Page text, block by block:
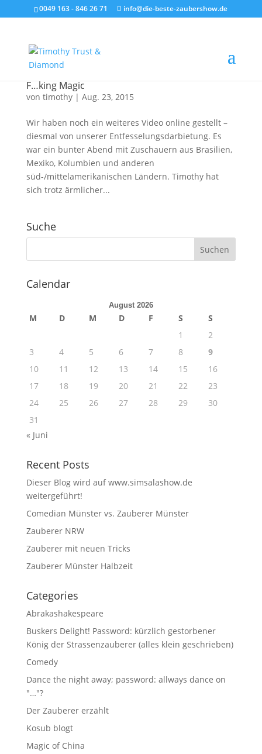
0049 163 - 846 26 71 info@die-beste-zaubershow.de
F…king Magic
von timothy| Aug. 23, 2015
Wir haben noch ein weiteres Video online gestellt –
diesmal von unserer Entfesselungsdarbietung. Es
war ein bunter Abend mit Zuschauern aus Brasilien,
Mexiko, Kolumbien und anderen
süd-/mittelamerikanischen Ländern. Timothy hat
sich trotz ärmlicher...
Suche
Calendar
August 2026
M D M D F S
S
1
2
3
4 5 6 7 8
9
10
11 12 13 14 15
16
17
18 19 20 21 22
23
24
25 26 27 28 29
30
31
« Juni
Recent Posts
Dieser Blog wird auf www.simsalashow.de
weitergeführt!
Comedian Münster vs. Zauberer Münster
Zauberer NRW
Zauberer mit neuen Tricks
Zauberer Münster Halbzeit
Categories
Abrakashakespeare
Buskers Delight! Password: kürzlich gestorbener
König der Strassenzauberer (alles klein geschrieben)
Comedy
Dance the night away; password: allways dance on
"…"?
Der Zauberer erzählt
Kosub blogt
Magic of China